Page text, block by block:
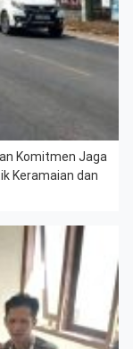
Komitmen Jaga
Keramaian dan